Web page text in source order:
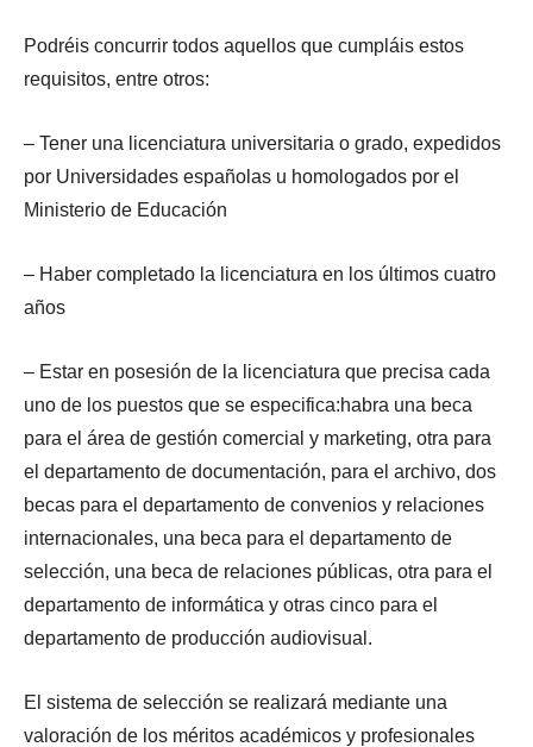
Podréis concurrir todos aquellos que cumpláis estos
requisitos, entre otros:
– Tener una licenciatura universitaria o grado, expedidos
por Universidades españolas u homologados por el
Ministerio de Educación
– Haber completado la licenciatura en los últimos cuatro
años
– Estar en posesión de la licenciatura que precisa cada
uno de los puestos que se especifica:habra una beca
para el área de gestión comercial y marketing, otra para
el departamento de documentación, para el archivo, dos
becas para el departamento de convenios y relaciones
internacionales, una beca para el departamento de
selección, una beca de relaciones públicas, otra para el
departamento de informática y otras cinco para el
departamento de producción audiovisual.
El sistema de selección se realizará mediante una
valoración de los méritos académicos y profesionales